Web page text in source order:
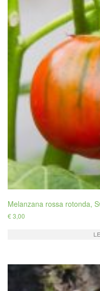
Melanzana rossa rotonda,
€3,00